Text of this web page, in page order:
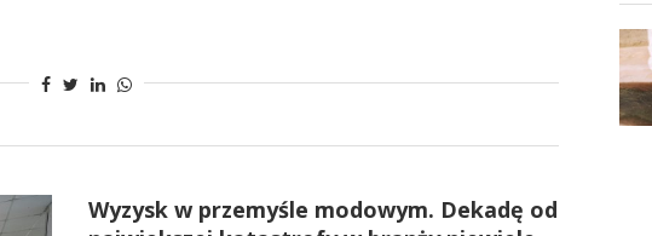
Wyzysk w przemyśle modowym. Dekadę od